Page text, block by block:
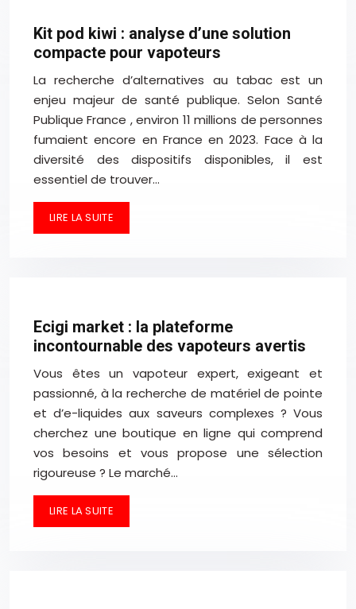
Kit pod kiwi : analyse d’une solution
compacte pour vapoteurs
La recherche d’alternatives au tabac est un
enjeu majeur de santé publique. Selon Santé
Publique France , environ 11 millions de personnes
fumaient encore en France en 2023. Face à la
diversité des dispositifs disponibles, il est
essentiel de trouver…
LIRE LA SUITE
Ecigi market : la plateforme
incontournable des vapoteurs avertis
Vous êtes un vapoteur expert, exigeant et
passionné, à la recherche de matériel de pointe
et d’e-liquides aux saveurs complexes ? Vous
cherchez une boutique en ligne qui comprend
vos besoins et vous propose une sélection
rigoureuse ? Le marché…
LIRE LA SUITE